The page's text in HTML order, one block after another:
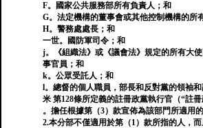
F。國家公共服務部所有負責人；和
G。法定機構的董事會或其他控制機構的所
H。警務處處長；和
一世。國防軍司令；和
j。《組織法》或《議會法》規定的所有大
事官員；和
k。公眾受託人；和
l。總督的個人職員，部長和反對黨的領袖和
米 第128條所定義的註冊政黨執行官（“註
。擔任根據第（3）款宣佈為該部門所適用的
2.本分部不僅適用於第（1）款所指的人，